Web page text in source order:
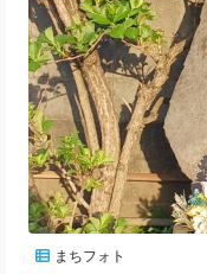
まちフォト